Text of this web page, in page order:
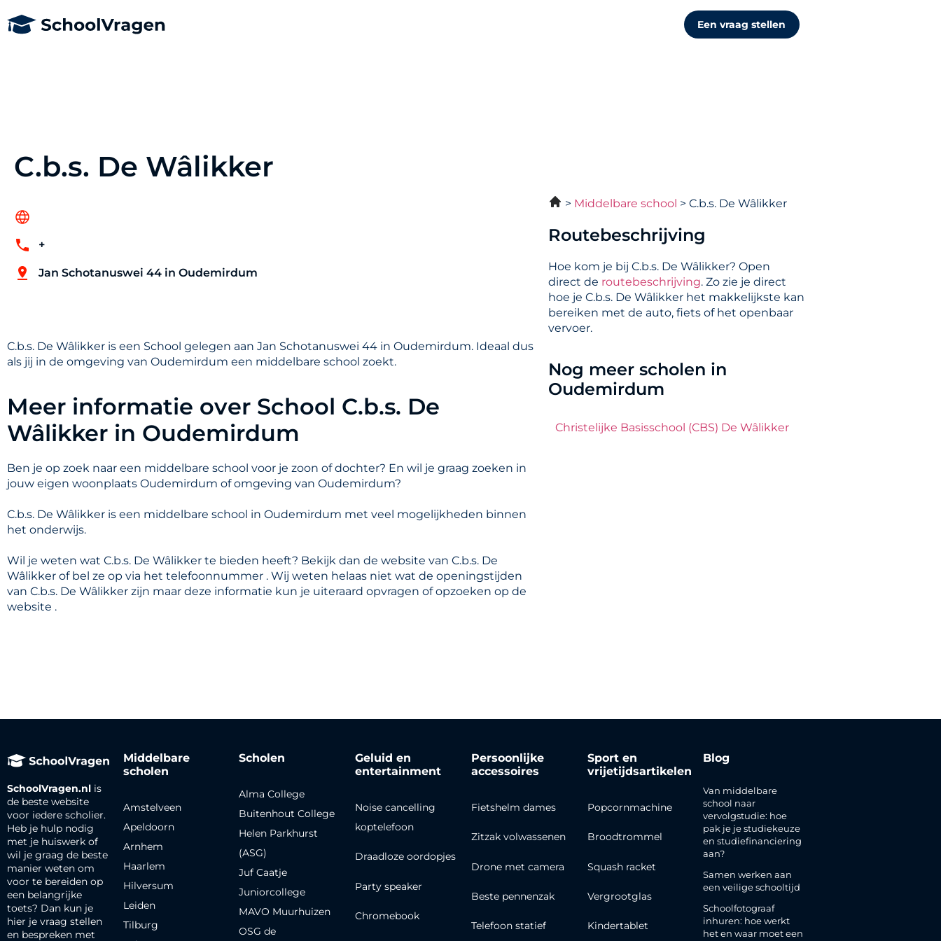
Een vraag stellen
C.b.s. De Wâlikker
+
Jan Schotanuswei 44 in Oudemirdum
C.b.s. De Wâlikker is een School gelegen aan Jan Schotanuswei 44 in Oudemirdum. Ideaal dus
als jij in de omgeving van Oudemirdum een middelbare school zoekt.
Meer informatie over School C.b.s. De
Wâlikker in Oudemirdum
Ben je op zoek naar een middelbare school voor je zoon of dochter? En wil je graag zoeken in
jouw eigen woonplaats Oudemirdum of omgeving van Oudemirdum?
C.b.s. De Wâlikker is een middelbare school in Oudemirdum met veel mogelijkheden binnen
het onderwijs.
Wil je weten wat C.b.s. De Wâlikker te bieden heeft? Bekijk dan de website van C.b.s. De
Wâlikker of bel ze op via het telefoonnummer . Wij weten helaas niet wat de openingstijden
van C.b.s. De Wâlikker zijn maar deze informatie kun je uiteraard opvragen of opzoeken op de
website .
Middelbare school C.b.s. De Wâlikker
Routebeschrijving
Hoe kom je bij C.b.s. De Wâlikker? Open
direct de routebeschrijving. Zo zie je direct
hoe je C.b.s. De Wâlikker het makkelijkste kan
bereiken met de auto, fiets of het openbaar
vervoer.
Nog meer scholen in
Oudemirdum
Christelijke Basisschool (CBS) De Wâlikker
SchoolVragen.nl is
de beste website
voor iedere scholier.
Heb je hulp nodig
met je huiswerk of
wil je graag de beste
manier weten om
voor te bereiden op
een belangrijke
toets? Dan kun je
hier je vraag stellen
en bespreken met
Middelbare
scholen
Amstelveen
Apeldoorn
Arnhem
Haarlem
Hilversum
Leiden
Tilburg
Scholen
Alma College
Buitenhout College
Helen Parkhurst
(ASG)
Juf Caatje
Juniorcollege
MAVO Muurhuizen
OSG de
Geluid en
entertainment
Noise cancelling
koptelefoon
Draadloze oordopjes
Party speaker
Chromebook
Persoonlijke
accessoires
Fietshelm dames
Zitzak volwassenen
Drone met camera
Beste pennenzak
Telefoon statief
Sport en
vrijetijdsartikelen
Popcornmachine
Broodtrommel
Squash racket
Vergrootglas
Kindertablet
Blog
Van middelbare
school naar
vervolgstudie: hoe
pak je je studiekeuze
en studiefinanciering
aan?
Samen werken aan
een veilige schooltijd
Schoolfotograaf
inhuren: hoe werkt
het en waar moet een